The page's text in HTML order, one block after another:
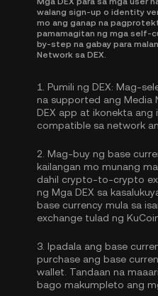
walang sign-up o identity
mo ang ganap na
pamamagitan ng mga self-
by-step na gabay para
Network sa DEX.
1. Pumili ng DEX: Mag-
na supported ang Media
DEX app at ikonekta ang
compatible sa network
2. Mag-buy ng base
kailangan mo munang
dahil crypto-to-crypto
ng Mga DEX sa
base currency mula sa
exchange tulad ng
3. Ipadala ang base
purchase ang base
wallet. Tandaan na
bago makumpleto ang